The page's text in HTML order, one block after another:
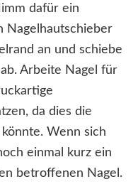
dafür ein
Nagelhautschieber
an und schiebe
Arbeite Nagel für
da dies die
Wenn sich
einmal kurz ein
betroffenen Nagel.